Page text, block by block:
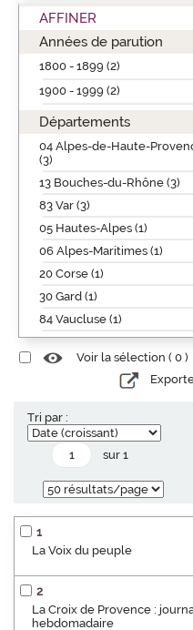
AFFINER
Années de parution
1800 - 1899 (2)
1900 - 1999 (2)
Départements
04 Alpes-de-Haute-
(3)
13 Bouches-du-Rhône (3)
83 Var (3)
05 Hautes-Alpes (1)
06 Alpes-Maritimes (1)
20 Corse (1)
30 Gard (1)
84 Vaucluse (1)
Voir la sélection ( 0 )
Tri par :
sur 1
1
La Voix du peuple
2
La Croix de Provence :
hebdomadaire